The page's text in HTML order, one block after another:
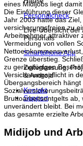
Personalcheck
Live-Übersicht der
Personals
Smartphone App
Zeiterfassung,
& Android
Kontakt
Support
eines Midijobs liegt
Die Einführung dieser
Jahr 2003 hatte das
versicherungsfreien zu
Arbeitnehmer attraktiver
Vermeidung von vollen
Grenze überstieg.
zu geringfügigen
Versicherungspflicht in
Übergangsbereich
Bruttoarbeitsentgelts
unverändert bleibt. Bei
das gesamte erzielte
Midijob und